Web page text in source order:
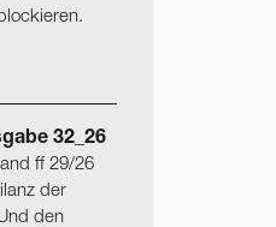
32_26
ff 29/26
der
den